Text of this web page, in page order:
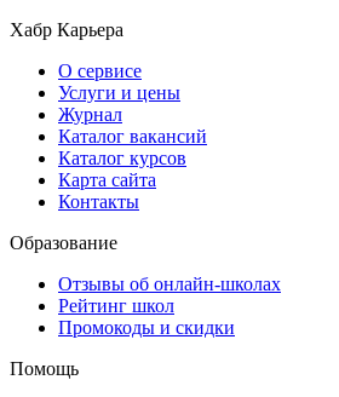
Хабр Карьера
О сервисе
Услуги и цены
Журнал
Каталог вакансий
Каталог курсов
Карта сайта
Контакты
Образование
Отзывы об онлайн-школах
Рейтинг школ
Промокоды и скидки
Помощь